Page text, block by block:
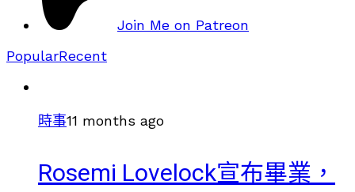
Join Me on Patreon
PopularRecent
時事11 months ago
Rosemi Lovelock宣布畢業，